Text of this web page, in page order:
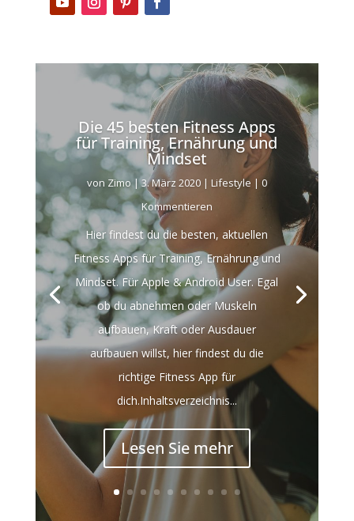
Die 45 besten Fitness Apps
für Training, Ernährung und
Mindset
von Zimo|3. März 2020| Lifestyle | 0
Kommentieren
Hier findest du die besten, aktuellen
Fitness Apps für Training, Ernährung und
Mindset. Für Apple & Android User. Egal
ob du abnehmen oder Muskeln
aufbauen, Kraft oder Ausdauer
aufbauen willst, hier findest du die
richtige Fitness App für
dich.Inhaltsverzeichnis...
Lesen Sie mehr